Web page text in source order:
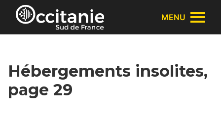
Panneau de gestion des cookies
MENU
Hébergements insolites,
page 29